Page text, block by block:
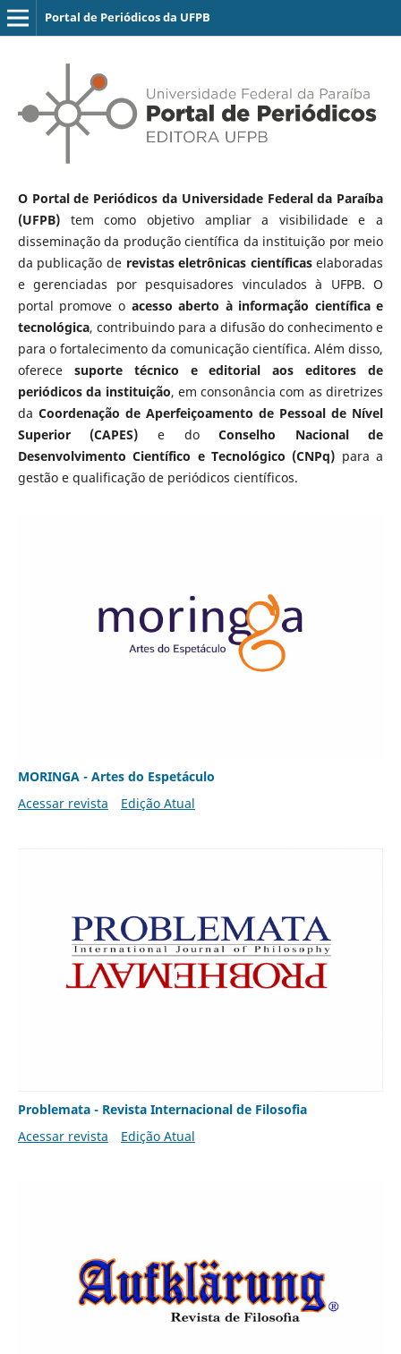
Portal de Periódicos da UFPB
O Portal de Periódicos da Universidade Federal da Paraíba
(UFPB)tem como objetivo ampliar a visibilidade e a
disseminação da produção científica da instituição por meio
da publicação de revistas eletrônicas científicaselaboradas
e gerenciadas por pesquisadores vinculados à UFPB. O
portal promove o acesso aberto à informação científica e
tecnológica, contribuindo para a difusão do conhecimento e
para o fortalecimento da comunicação científica. Além disso,
oferece suporte técnico e editorial aos editores de
periódicos da instituição, em consonância com as diretrizes
da Coordenação de Aperfeiçoamento de Pessoal de Nível
Superior (CAPES) e doConselho Nacional de
Desenvolvimento Científico e Tecnológico (CNPq) para a
gestão e qualificação de periódicos científicos.
MORINGA - Artes do Espetáculo
Acessar revista
Edição Atual
Problemata - Revista Internacional de Filosofia
Acessar revista
Edição Atual